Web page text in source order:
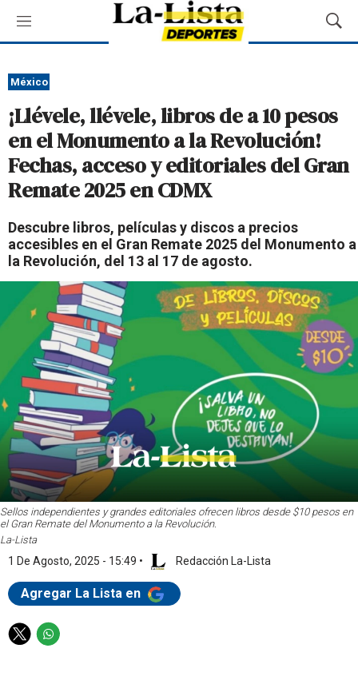
M
e
ú
M
o
a
r
ú
d
México
¡Llévele, llévele, libros de a 10 pesos
en el Monumento a la Revolución!
Fechas, acceso y editoriales del Gran
Remate 2025 en CDMX
Descubre libros, películas y discos a precios
accesibles en el Gran Remate 2025 del Monumento a
la Revolución, del 13 al 17 de agosto.
Sellos independientes y grandes editoriales ofrecen libros desde $10 pesos en
el Gran Remate del Monumento a la Revolución.
La-Lista
1 De Agosto, 2025 - 15:49 • Redacción La-Lista
Agregar La Lista en
T
W